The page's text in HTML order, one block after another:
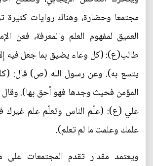
مجتمعا وحضارة، وهناك روايات كثيرة
العميق لمفهوم العلم والمعرفة، فعن
طالب(ع): (كل وعاء يضيق بما جعل فيه إلا
يتسع به). وعن رسول الله (ص) قال:
المؤمن فحيث وجدها فهو أحق بها). وقال
علي (ع): (علّم الناس وتعلّم علم غيرك
علمك وعلمت ما لم تعلم).
ويعتمد مقدار تقدم المجتمعات على